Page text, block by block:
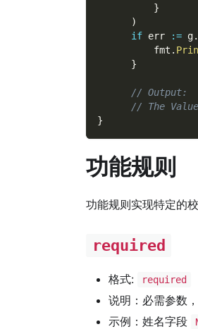
}
)
if err := g.
          fmt
.
}
// Output:
// The
}
功能规则
功能规则实现特定的
required
格式: required
说明：必需参数
示例：姓名字段